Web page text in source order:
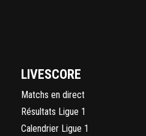
LIVESCORE
Matchs en direct
Résultats Ligue 1
Calendrier Ligue 1